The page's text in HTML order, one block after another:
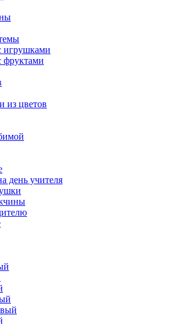
игрушками
фруктами
из цветов
день учителя